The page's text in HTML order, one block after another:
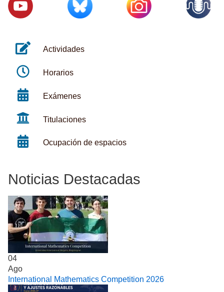
Actividades
Horarios
Exámenes
Titulaciones
Ocupación de espacios
Noticias Destacadas
04
Ago
International Mathematics Competition 2026